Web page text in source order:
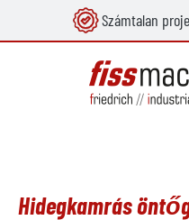
Számtalan
Hidegkamrás